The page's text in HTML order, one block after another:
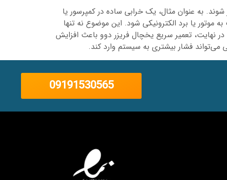
به عنوان مثال، یک خرابی ساده در کمپرسور یا
موتور یا برد الکترونیکی شود. این موضوع نه تنها
نهایت، تعمیر سریع یخچال فریزر دوو باعث افزایش
09191530565